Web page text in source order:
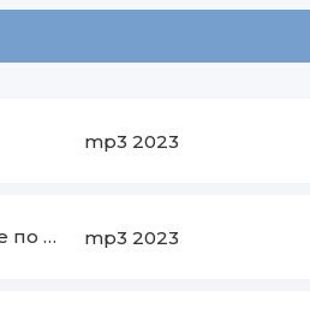
mp3 2023
mp3 2023